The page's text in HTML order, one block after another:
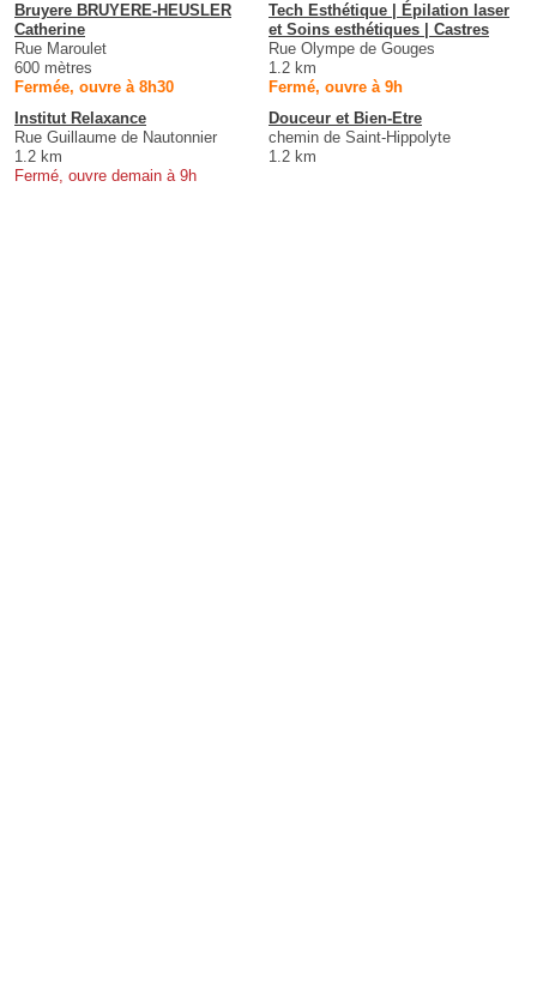
Bruyere BRUYERE-HEUSLER
Catherine
Rue Maroulet
600 mètres
Fermée, ouvre à 8h30
Tech Esthétique | Épilation laser
et Soins esthétiques | Castres
Rue Olympe de Gouges
1.2 km
Fermé, ouvre à 9h
Institut Relaxance
Rue Guillaume de Nautonnier
1.2 km
Fermé, ouvre demain à 9h
Douceur et Bien-Etre
chemin de Saint-Hippolyte
1.2 km